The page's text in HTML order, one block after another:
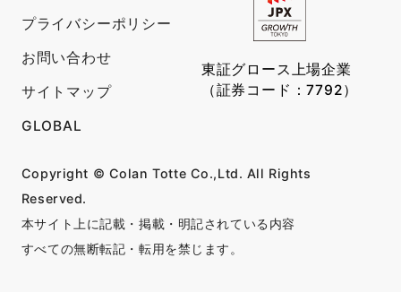
プライバシーポリシー
お問い合わせ
サイトマップ
GLOBAL
Copyright © Colan Totte Co.,Ltd. All Rights
Reserved.
本サイト上に記載・掲載・明記されている内容
すべての無断転記・転用を禁じます。
東証グロース上場企業
（証券コード：7792）